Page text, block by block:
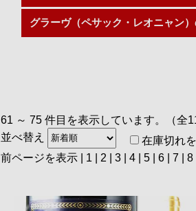
グラーヴ（ペサック・レオニャン
61 ～ 75 件目を表示しています。（全
並べ替え
在庫切れを
前ページを表示
1 2 3 4 | 5 | 6 7 8